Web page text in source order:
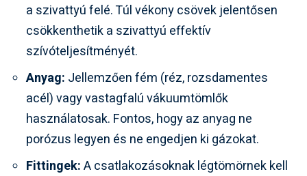
a szivattyú felé. Túl vékony csövek jelentősen
csökkenthetik a szivattyú effektív
szívóteljesítményét.
Anyag: Jellemzően fém (réz, rozsdamentes
acél) vagy vastagfalú vákuumtömlők
használatosak. Fontos, hogy az anyag ne
porózus legyen és ne engedjen ki gázokat.
Fittingek:A csatlakozásoknak légtömörnek kell